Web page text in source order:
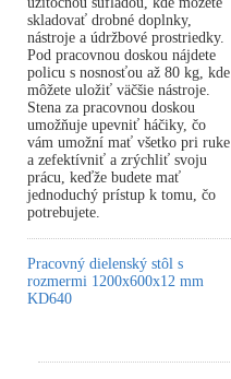
skladovať drobné doplnky,
nástroje a údržbové prostriedky.
Pod pracovnou doskou nájdete
policu s nosnosťou až 80 kg, kde
môžete uložiť väčšie nástroje.
Stena za pracovnou doskou
umožňuje upevniť háčiky, čo
vám umožní mať všetko pri ruke
a zefektívniť a zrýchliť svoju
prácu, keďže budete mať
jednoduchý prístup k tomu, čo
potrebujete.
Pracovný dielenský stôl s
rozmermi 1200x600x12 mm
KD640